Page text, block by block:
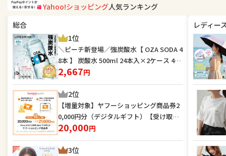
Yahoo!ショッピング人気ランキング
総合
1位
＼ピーチ新登場／強炭酸水【 OZA SODA 4
8本 】 炭酸水 500ml 24本入×2ケース 48
本入 強炭酸 LIFEDRINK 無糖 ソーダ まとめ
買い ポイント消化 ラベルレス 爆買
2,667円
2位
【増量対象】ヤフーショッピング商品券2
0,000円分（デジタルギフト）【受け取
り・利用期限あり】
20,000円
3位
レディー